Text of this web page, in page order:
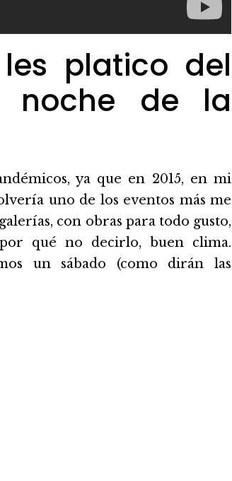
platico del
noche de la
ya que en 2015, en mi
uno de los eventos más me
con obras para todo gusto,
qué no decirlo, buen clima.
un sábado (como dirán las